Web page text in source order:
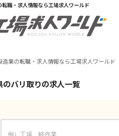
転職・求人情報なら工場求人ワールド
造業の転職・求人情報なら工場求人ワールド
のバリ取りの求人一覧